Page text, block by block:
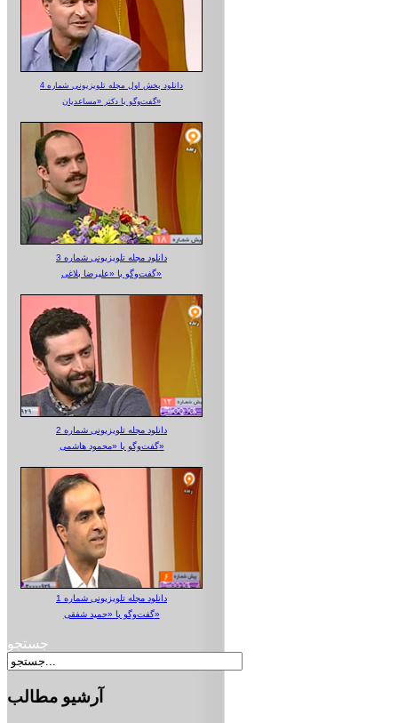
دانلود بخش اول مجله تلویزیونی شماره 4
گفت‌وگو با دکتر «مساعدیان»
دانلود مجله تلویزیونی شماره 3
گفت‌وگو با «علیرضا بلاغی»
دانلود مجله تلویزیونی شماره 2
گفت‌وگو با «محمود هاشمی»
دانلود مجله تلویزیونی شماره 1
گفت‌وگو با «حمید شفقی»
جستجو
آرشیو مطالب